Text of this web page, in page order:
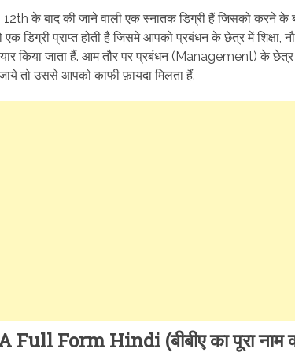
12th के बाद की जाने वाली एक स्नातक डिग्री हैं जिसको करने
डिग्री प्राप्त होती है जिसमे आपको प्रबंधन के छेत्र में शिक्षा,
किया जाता हैं. आम तौर पर प्रबंधन (Management) के
तो उससे आपको काफी फ़ायदा मिलता हैं.
Full Form Hindi (बीबीए का पूरा नाम